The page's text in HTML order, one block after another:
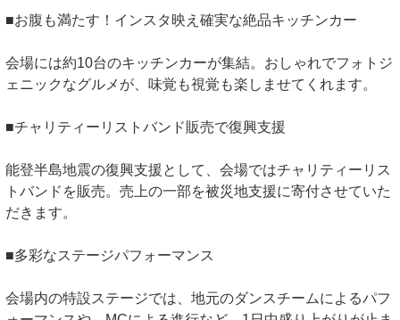
■お腹も満たす！インスタ映え確実な絶品キッチンカー
会場には約10台のキッチンカーが集結。おしゃれでフォトジ
ェニックなグルメが、味覚も視覚も楽しませてくれます。
■チャリティーリストバンド販売で復興支援
能登半島地震の復興支援として、会場ではチャリティーリス
トバンドを販売。売上の一部を被災地支援に寄付させていた
だきます。
■多彩なステージパフォーマンス
会場内の特設ステージでは、地元のダンスチームによるパフ